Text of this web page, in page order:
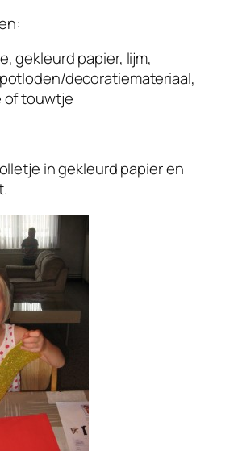
gekleurd papier, lijm,
decoratiemateriaal,
of touwtje
in gekleurd papier en